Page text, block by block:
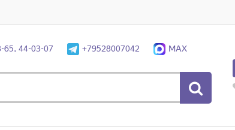
65, 44-03-07
+79528007042
MAX